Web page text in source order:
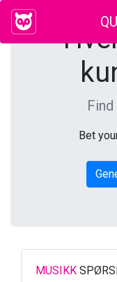
Bet
MUSIKK